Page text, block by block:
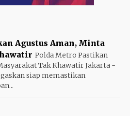
Agustus Aman, Minta
Polda Metro Pastikan
Tak Khawatir Jakarta -
siap memastikan